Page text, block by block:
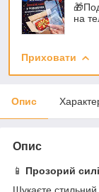
на
Приховати
Опис
Опис
📱 Прозорий
Шукаєте